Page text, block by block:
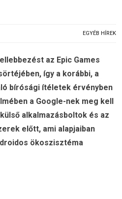
EGYÉB HÍREK
az Epic Games
így a korábbi, a
bírósági ítéletek érvényben
a Google-nek meg kell
alkalmazásboltok és az
előtt, ami alapjaiban
ökoszisztéma